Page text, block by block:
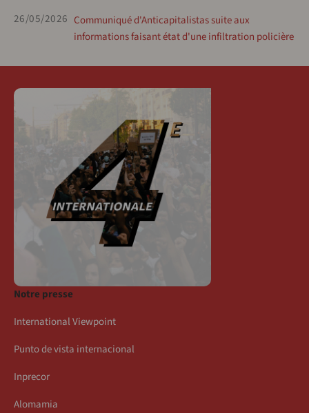
26/05/2026 Communiqué d'Anticapitalistas suite aux
informations faisant état d'une infiltration policière
Notre presse
International Viewpoint
Punto de vista internacional
Inprecor
Alomamia